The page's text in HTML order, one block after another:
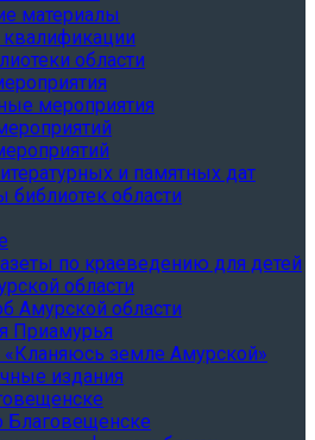
материалы
области
мероприятия
и памятных дат
библиотек области
по краеведению для детей
области
Амурской области
Приамурья
«Кланяюсь земле Амурской»
издания
Благовещенске